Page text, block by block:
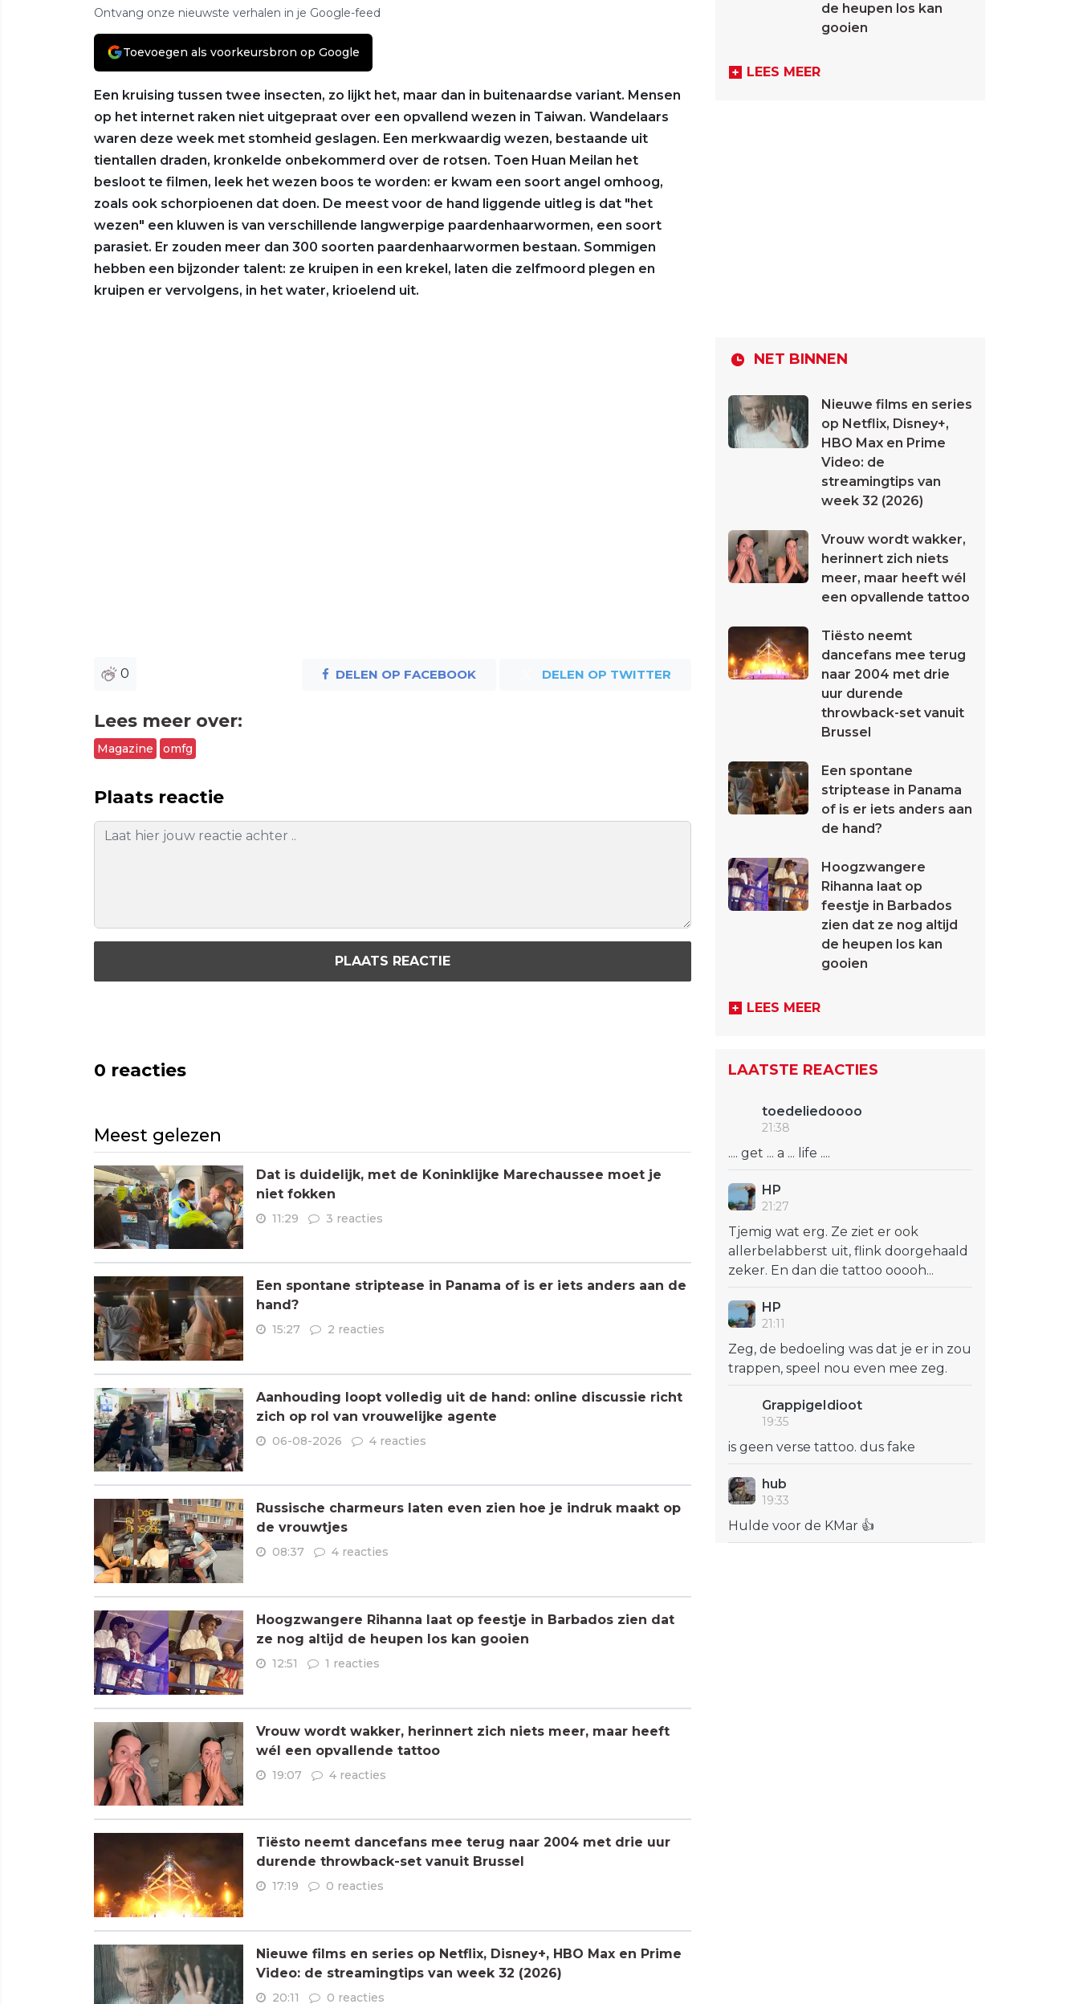
Ontvang onze nieuwste verhalen in je Google-feed
Toevoegen als voorkeursbron op Google
Een kruising tussen twee insecten, zo lijkt het, maar dan in buitenaardse variant. Mensen
op het internet raken niet uitgepraat over een opvallend wezen in Taiwan. Wandelaars
waren deze week met stomheid geslagen. Een merkwaardig wezen, bestaande uit
tientallen draden, kronkelde onbekommerd over de rotsen. Toen Huan Meilan het
besloot te filmen, leek het wezen boos te worden: er kwam een soort angel omhoog,
zoals ook schorpioenen dat doen. De meest voor de hand liggende uitleg is dat "het
wezen" een kluwen is van verschillende langwerpige paardenhaarwormen, een soort
parasiet. Er zouden meer dan 300 soorten paardenhaarwormen bestaan. Sommigen
hebben een bijzonder talent: ze kruipen in een krekel, laten die zelfmoord plegen en
kruipen er vervolgens, in het water, krioelend uit.
0 DELEN OP FACEBOOK DELEN OP TWITTER
Lees meer over:
Magazine omfg
Plaats reactie
PLAATS REACTIE
0 reacties
Meest gelezen
Dat is duidelijk, met de Koninklijke Marechaussee moet je
niet fokken
11:29 3 reacties
Een spontane striptease in Panama of is er iets anders aan de
hand?
15:27 2 reacties
Aanhouding loopt volledig uit de hand: online discussie richt
zich op rol van vrouwelijke agente
06-08-2026 4 reacties
Russische charmeurs laten even zien hoe je indruk maakt op
de vrouwtjes
08:37 4 reacties
Hoogzwangere Rihanna laat op feestje in Barbados zien dat
ze nog altijd de heupen los kan gooien
12:51 1 reacties
Vrouw wordt wakker, herinnert zich niets meer, maar heeft
wél een opvallende tattoo
19:07 4 reacties
Tiësto neemt dancefans mee terug naar 2004 met drie uur
durende throwback-set vanuit Brussel
17:19 0 reacties
Nieuwe films en series op Netflix, Disney+, HBO Max en Prime
Video: de streamingtips van week 32 (2026)
20:11 0 reacties
de heupen los kan
gooien
LEES MEER
NET BINNEN
Nieuwe films en series
op Netflix, Disney+,
HBO Max en Prime
Video: de
streamingtips van
week 32 (2026)
Vrouw wordt wakker,
herinnert zich niets
meer, maar heeft wél
een opvallende tattoo
Tiësto neemt
dancefans mee terug
naar 2004 met drie
uur durende
throwback-set vanuit
Brussel
Een spontane
striptease in Panama
of is er iets anders aan
de hand?
Hoogzwangere
Rihanna laat op
feestje in Barbados
zien dat ze nog altijd
de heupen los kan
gooien
LEES MEER
LAATSTE REACTIES
toedeliedoooo
21:38
.... get ... a ... life ....
HP
21:27
Tjemig wat erg. Ze ziet er ook
allerbelabberst uit, flink doorgehaald
zeker. En dan die tattoo ooooh...
HP
21:11
Zeg, de bedoeling was dat je er in zou
trappen, speel nou even mee zeg.
GrappigeIdioot
19:35
is geen verse tattoo. dus fake
hub
19:33
Hulde voor de KMar 👍